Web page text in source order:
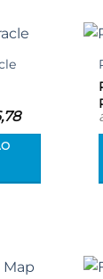
Adicionar